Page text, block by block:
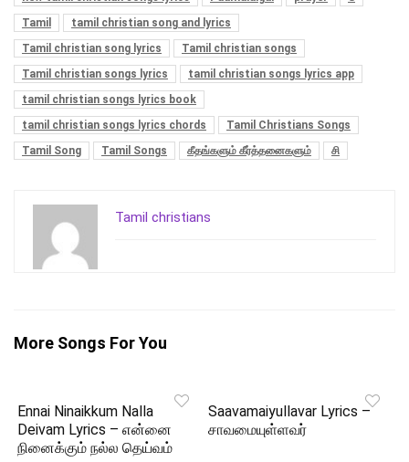
Tamil
tamil christian song and lyrics
Tamil christian song lyrics
Tamil christian songs
Tamil christian songs lyrics
tamil christian songs lyrics app
tamil christian songs lyrics book
tamil christian songs lyrics chords
Tamil Christians Songs
Tamil Song
Tamil Songs கீதங்களும் கீர்த்தனைகளும் சி
Tamil christians
More Songs For You
Ennai Ninaikkum Nalla
Deivam Lyrics – என்னை
நினைக்கும் நல்ல தெய்வம்
Saavamaiyullavar Lyrics –
சாவமையுள்ளவர்